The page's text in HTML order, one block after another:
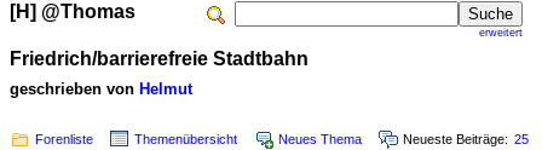
erweitert
[H] @Thomas
Friedrich/barrierefreie Stadtbahn
geschrieben von Helmut
Forenliste Themenübersicht Neues Thema Neueste Beiträge: 25